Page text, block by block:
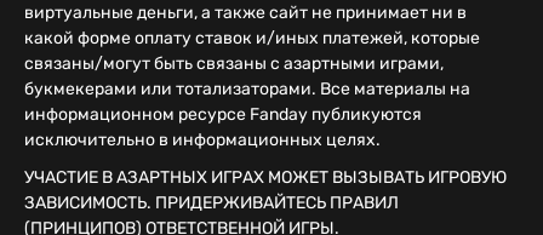
виртуальные деньги, а также сайт не принимает ни в
какой форме оплату ставок и/иных платежей, которые
связаны/могут быть связаны с азартными играми,
букмекерами или тотализаторами. Все материалы на
информационном ресурсе Fanday публикуются
исключительно в информационных целях.
УЧАСТИЕ В АЗАРТНЫХ ИГРАХ МОЖЕТ ВЫЗЫВАТЬ ИГРОВУЮ
ЗАВИСИМОСТЬ. ПРИДЕРЖИВАЙТЕСЬ ПРАВИЛ
(ПРИНЦИПОВ) ОТВЕТСТВЕННОЙ ИГРЫ.